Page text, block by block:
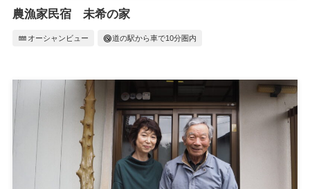
農漁家民宿 未希の家
water オーシャンビュー radar道の駅から車で10分圏内